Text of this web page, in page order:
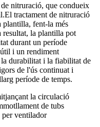
nitruració, que condueix
tractament de nitruració
plantilla, fent-la més
resultat, la plantilla pot
durant un període
i un rendiment
durabilitat i la fiabilitat de
de l'ús continuat i
període de temps.
la circulació
de tubs
per ventilador